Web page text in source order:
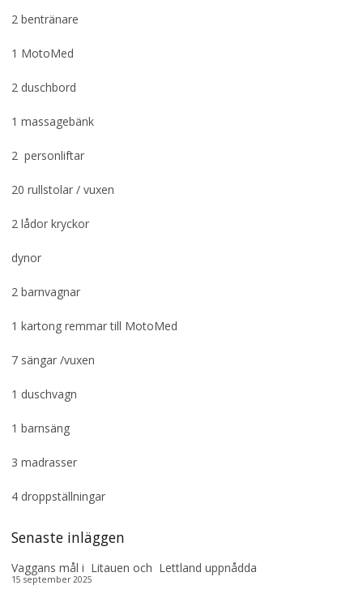
2 bentränare
1 MotoMed
2 duschbord
1 massagebänk
2 personliftar
20 rullstolar / vuxen
2 lådor kryckor
dynor
2 barnvagnar
1 kartong remmar till MotoMed
7 sängar /vuxen
1 duschvagn
1 barnsäng
3 madrasser
4 droppställningar
Senaste inläggen
Vaggans mål i Litauen och Lettland uppnådda
15 september 2025